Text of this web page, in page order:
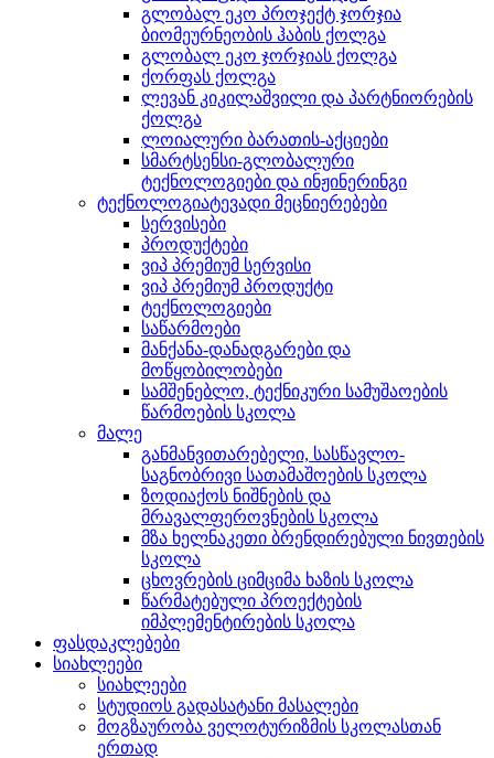
გლობალ ეკო პროჯექტ ჯორჯია
ბიომეურნეობის ჰაბის ქოლგა
გლობალ ეკო ჯორჯიას ქოლგა
ქორფას ქოლგა
ლევან კიკილაშვილი და პარტნიორების
ქოლგა
ლოიალური ბარათის-აქციები
სმარტსენსი-გლობალური
ტექნოლოგიები და ინჟინერინგი
ტექნოლოგიატევადი მეცნიერებები
სერვისები
პროდუქტები
ვიპ პრემიუმ სერვისი
ვიპ პრემიუმ პროდუქტი
ტექნოლოგიები
საწარმოები
მანქანა-დანადგარები და
მოწყობილობები
სამშენებლო, ტექნიკური სამუშაოების
წარმოების სკოლა
მალე
განმანვითარებელი, სასწავლო-
საგნობრივი სათამაშოების სკოლა
ზოდიაქოს ნიშნების და
მრავალფეროვნების სკოლა
მზა ხელნაკეთი ბრენდირებული ნივთების
სკოლა
ცხოვრების ციმციმა ხაზის სკოლა
წარმატებული პროექტების
იმპლემენტირების სკოლა
ფასდაკლებები
სიახლეები
სიახლეები
სტუდიოს გადასატანი მასალები
მოგზაურობა ველოტურიზმის სკოლასთან
ერთად